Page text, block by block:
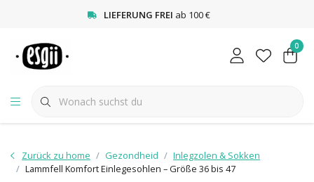
LIEFERUNG FREI ab 100 €
0
Zurück zu home Gezondheid
Inlegzolen & Sokken
Lammfell Komfort Einlegesohlen – Größe 36 bis 47